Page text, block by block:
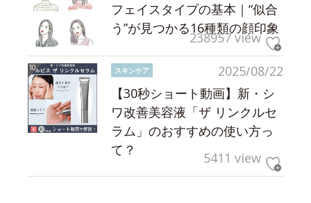
フェイスタイプの基本｜“似合
う”が見つかる16種類の顔印象
238957 view
2025/08/22
スキンケア
【30秒ショート動画】新・シ
ワ改善美容液「ザ リンクルセ
ラム」のおすすめの使い方っ
て？
5411 view